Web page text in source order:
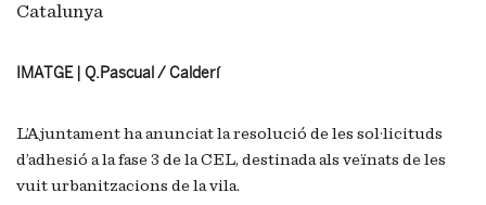
Catalunya
IMATGE | Q.Pascual / Calderí
L’Ajuntament ha anunciat la resolució de les sol·licituds
d’adhesió a la fase 3 de la CEL, destinada als veïnats de les
vuit urbanitzacions de la vila.